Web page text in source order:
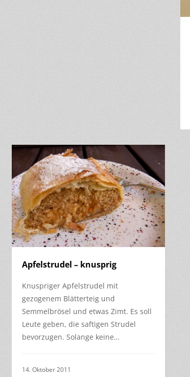
Apfelstrudel – knusprig
Knuspriger Apfelstrudel mit
gezogenem Blätterteig und
Semmelbrösel und etwas Zimt. Es soll
Leute geben, die saftigen Strudel
bevorzugen. Solange keine…
14. Oktober 2011